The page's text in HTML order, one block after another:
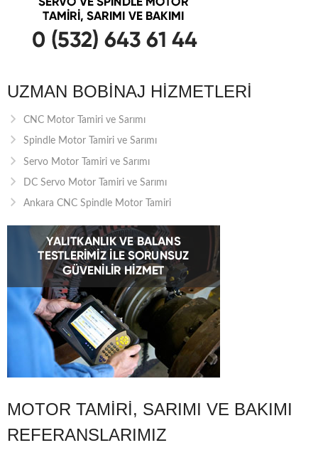
UZMAN BOBINAJ HIZMETLERI
CNC Motor Tamiri ve Sarımı
Spindle Motor Tamiri ve Sarımı
Servo Motor Tamiri ve Sarımı
DC Servo Motor Tamiri ve Sarımı
Ankara CNC Spindle Motor Tamiri
MOTOR TAMIRI, SARIMI VE BAKIMI
REFERANSLARIMIZ